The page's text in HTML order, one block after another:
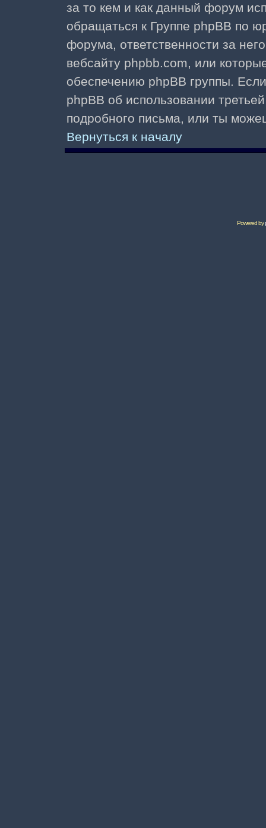
за то кем и как данный форум
обращаться к Группе phpBB по
форума, ответственности за
вебсайту phpbb.com, или
обеспечению phpBB группы.
phpBB об использовании
подробного письма, или ты
Вернуться к началу
Powered by